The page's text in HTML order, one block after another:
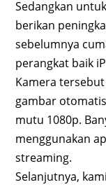
Sedangkan
berikan
sebelumnya
perangkat baik
Kamera
gambar
mutu 1080p.
menggunakan
streaming.
Selanjutnya,